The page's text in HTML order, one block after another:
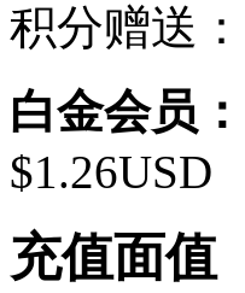
积分赠送：
白金会员：
$1.26USD
充值面值